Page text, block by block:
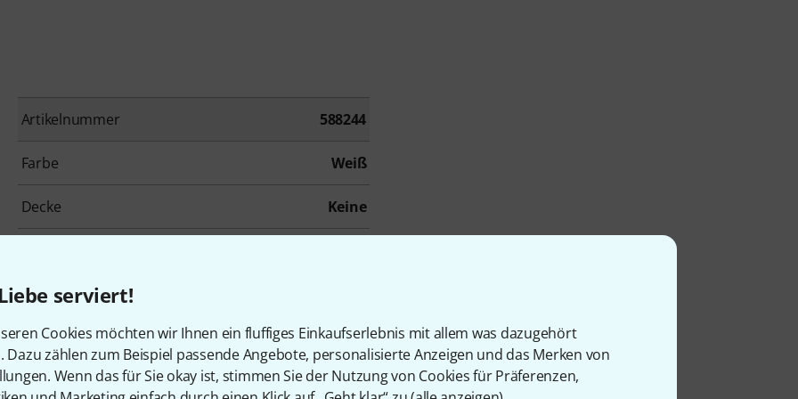
serviert!
Cookies möchten wir Ihnen ein fluffiges Einkaufserlebnis mit allem was dazugehört
Dazu zählen zum Beispiel passende Angebote, personalisierte Anzeigen und das Merken von
Wenn das für Sie okay ist, stimmen Sie der Nutzung von Cookies für Präferenzen,
Artikelnummer 588244
Farbe Weiß
Decke Keine
Mensur
Tremolo Maestro
Inkl. Gigbag Nein